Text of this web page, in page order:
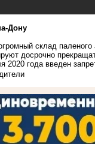
Дону
склад паленого
досрочно
2020 года введен